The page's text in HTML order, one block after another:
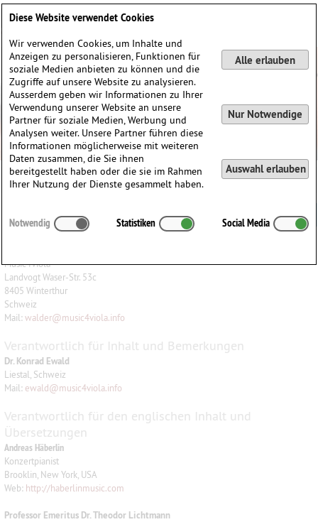
Impressum
Music4Viola
Landvogt Waser-Str. 53c
8405 Winterthur
Schweiz
Mail:walder@music4viola.info
Verantwortlich für Inhalt und Bemerkungen
Dr. Konrad Ewald
Liestal, Schweiz
Mail: ewald@music4viola.info
Verantwortlich für den englischen Inhalt und
Übersetzungen
Andreas Häberlin
Konzertpianist
Brooklin, New York, USA
Web: http://haberlinmusic.com
Professor Emeritus Dr. Theodor Lichtmann
Diese Website verwendet Cookies
Wir verwenden Cookies, um Inhalte und
Anzeigen zu personalisieren, Funktionen für
soziale Medien anbieten zu können und die
Zugriffe auf unsere Website zu analysieren.
Ausserdem geben wir Informationen zu Ihrer
Verwendung unserer Website an unsere
Partner für soziale Medien, Werbung und
Analysen weiter. Unsere Partner führen diese
Informationen möglicherweise mit weiteren
Daten zusammen, die Sie ihnen
bereitgestellt haben oder die sie im Rahmen
Ihrer Nutzung der Dienste gesammelt haben.
Alle erlauben
Nur Notwendige
Auswahl erlauben
Notwendig Statistiken Social Media